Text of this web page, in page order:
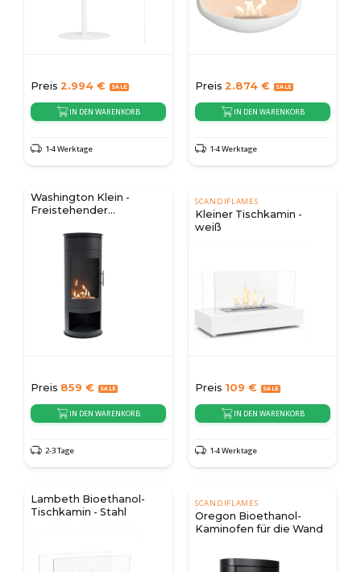
Preis 2.994 €
IN DEN WARENKORB
1-4 Werktage
Preis 2.874 €
IN DEN WARENKORB
1-4 Werktage
Washington Klein -
Freistehender
Preis 859 €
IN DEN WARENKORB
2-3 Tage
SCANDIFLAMES
Kleiner Tischkamin -
weiß
Preis 109 €
IN DEN WARENKORB
1-4 Werktage
Lambeth Bioethanol-
Tischkamin - Stahl
SCANDIFLAMES
Oregon Bioethanol-
Kaminofen für die Wand